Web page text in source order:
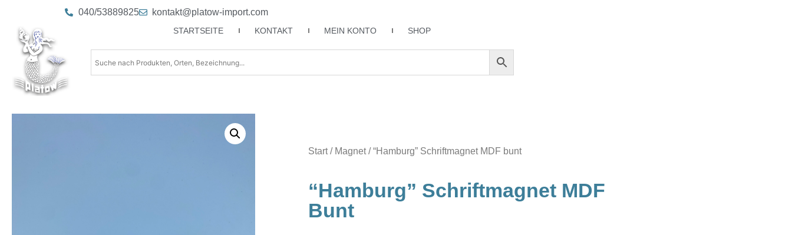
040/53889825 kontakt@platow-import.com
STARTSEITE KONTAKT MEIN KONTO SHOP
Start/ Magnet/ “Hamburg” Schriftmagnet MDF bunt
“Hamburg” Schriftmagnet MDF
Bunt